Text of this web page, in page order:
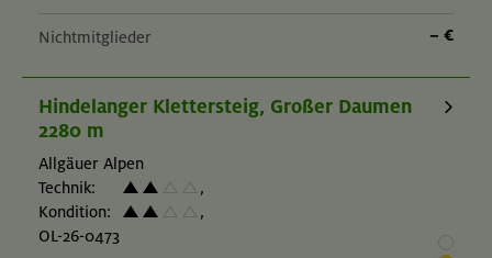
Nichtmitglieder – €
Hindelanger Klettersteig, Großer Daumen
2280 m
Allgäuer Alpen
Technik:
,
Kondition:
,
OL-26-0473